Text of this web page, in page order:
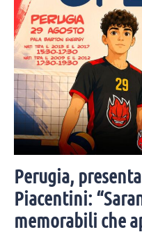
Perugia,
Piacentini:
memorabili che